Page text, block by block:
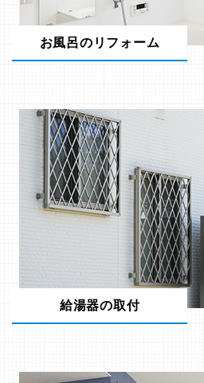
お風呂のリフォーム
給湯器の取付